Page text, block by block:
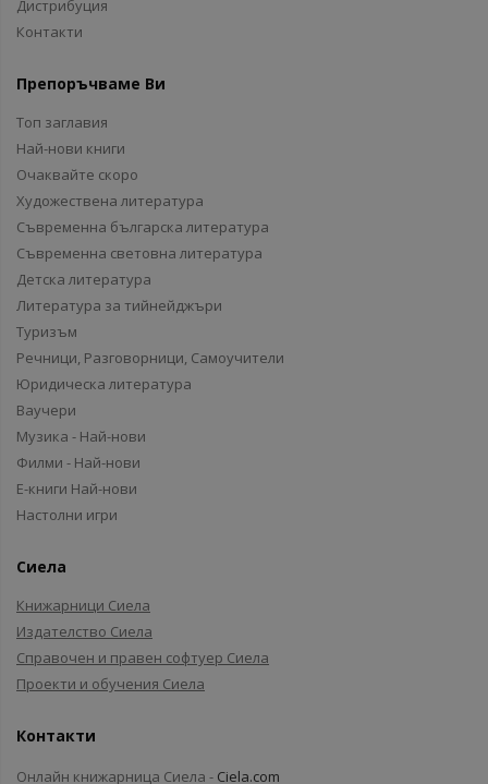
Дистрибуция
Контакти
Препоръчваме Ви
Топ заглавия
Най-нови книги
Очаквайте скоро
Художествена литература
Съвременна българска литература
Съвременна световна литература
Детска литература
Литература за тийнейджъри
Туризъм
Речници, Разговорници, Самоучители
Юридическа литература
Ваучери
Музика - Най-нови
Филми - Най-нови
Е-книги Най-нови
Настолни игри
Сиела
Книжарници Сиела
Издателство Сиела
Справочен и правен софтуер Сиела
Проекти и обучения Сиела
Контакти
Онлайн книжарница Сиела - Ciela.com